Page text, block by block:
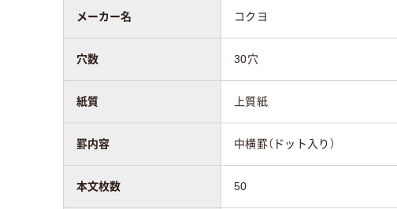
メーカー名 コクヨ
穴数 30穴
紙質 上質紙
罫内容 中横罫（ドット入り）
本文枚数 50